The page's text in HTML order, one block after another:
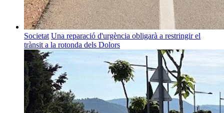
Societat Una reparació d'urgència obligarà a restringir el
trànsit a la rotonda dels Dolors